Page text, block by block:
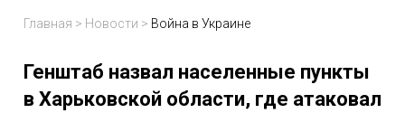
Главная > Новости > Война в Украине
Генштаб назвал населенные пункты
в Харьковской области, где атаковал